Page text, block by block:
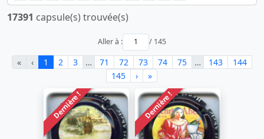
17391 capsule(s) trouvée(s)
Aller à : / 145
« ‹ 1 2 3 … 71 72 73 74 75 … 143
144
145
› »
Dernière ! Dernière !